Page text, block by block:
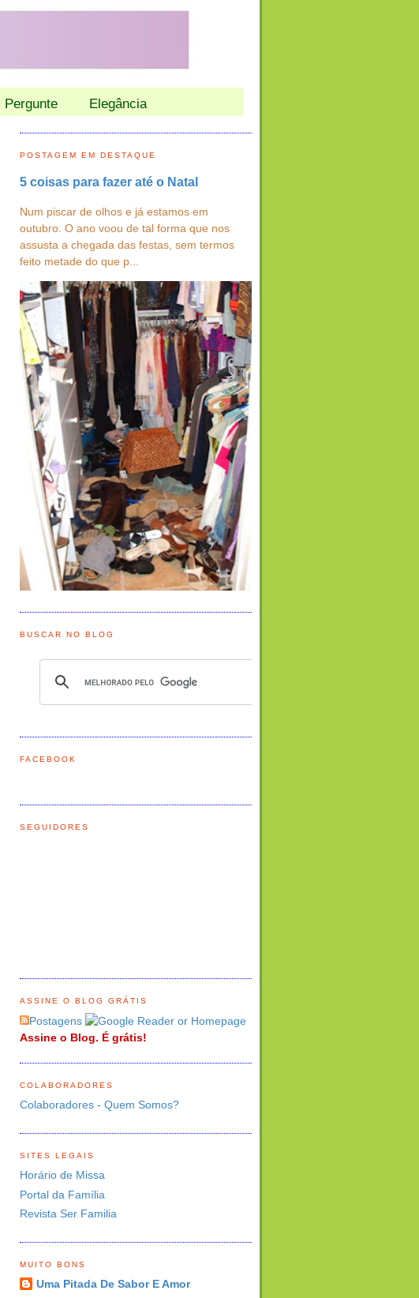
Pergunte Elegância
POSTAGEM EM DESTAQUE
5 coisas para fazer até o Natal
Num piscar de olhos e já estamos em
outubro. O ano voou de tal forma que nos
assusta a chegada das festas, sem termos
feito metade do que p...
BUSCAR NO BLOG
FACEBOOK
SEGUIDORES
ASSINE O BLOG GRÁTIS
Postagens
Assine o Blog. É grátis!
COLABORADORES
Colaboradores - Quem Somos?
SITES LEGAIS
Horário de Missa
Portal da Família
Revista Ser Familia
MUITO BONS
Uma Pitada De Sabor E Amor